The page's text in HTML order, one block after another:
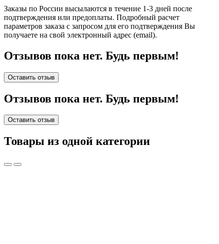
Заказы по России высылаются в течение 1-3 дней после
подтверждения или предоплаты. Подробный расчет
параметров заказа с запросом для его подтверждения Вы
получаете на свой электронный адрес (email).
Отзывов пока нет. Будь первым!
Оставить отзыв
Отзывов пока нет. Будь первым!
Оставить отзыв
Товары из одной категории